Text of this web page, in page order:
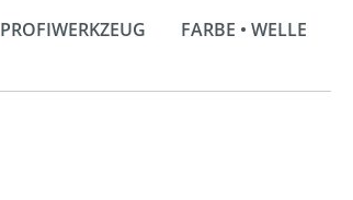
PROFIWERKZEUG
FARBE • WELLE